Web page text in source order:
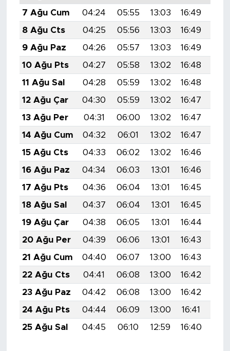
7 Ağu Cum
04:24 05:55 13:03 16:49
8 Ağu Cts
04:25 05:56 13:03 16:49
9 Ağu Paz
04:26 05:57 13:03 16:49
10 Ağu Pts
04:27 05:58 13:02 16:48
11 Ağu Sal
04:28 05:59 13:02 16:48
12 Ağu Çar
04:30 05:59 13:02 16:47
13 Ağu Per
04:31 06:00 13:02 16:47
14 Ağu Cum
04:32 06:01 13:02 16:47
15 Ağu Cts
04:33 06:02 13:02 16:46
16 Ağu Paz
04:34 06:03 13:01 16:46
17 Ağu Pts
04:36 06:04 13:01 16:45
18 Ağu Sal
04:37 06:04 13:01 16:45
19 Ağu Çar
04:38 06:05 13:01 16:44
20 Ağu Per
04:39 06:06 13:01 16:43
21 Ağu Cum
04:40 06:07 13:00 16:43
22 Ağu Cts
04:41 06:08 13:00 16:42
23 Ağu Paz
04:42 06:08 13:00 16:42
24 Ağu Pts
04:44 06:09 13:00 16:41
25 Ağu Sal
04:45 06:10 12:59 16:40